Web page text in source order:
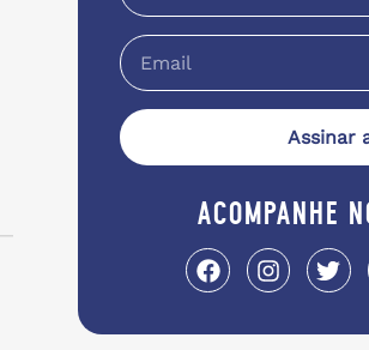
Assinar
acompanhe